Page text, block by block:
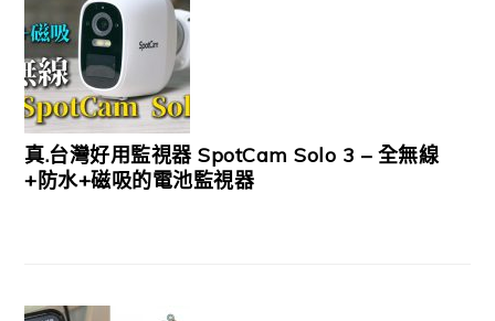
真.台灣好用監視器 SpotCam Solo 3 – 全無線
+防水+磁吸的電池監視器